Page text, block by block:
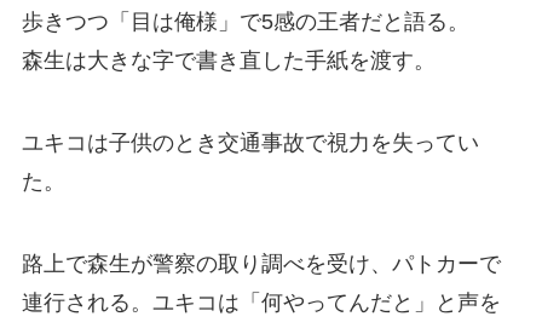
歩きつつ「目は俺様」で5感の王者だと語る。
森生は大きな字で書き直した手紙を渡す。
ユキコは子供のとき交通事故で視力を失ってい
た。
路上で森生が警察の取り調べを受け、パトカーで
連行される。ユキコは「何やってんだと」と声を